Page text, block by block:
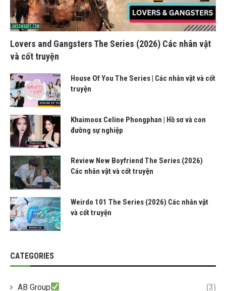
Lovers and Gangsters The Series (2026) Các nhân vật
và cốt truyện
House Of You The Series | Các nhân vật và cốt
truyện
Khaimoox Celine Phongphan | Hồ sơ và con
đường sự nghiệp
Review New Boyfriend The Series (2026)
Các nhân vật và cốt truyện
Weirdo 101 The Series (2026) Các nhân vật
và cốt truyện
CATEGORIES
AB Group (3)